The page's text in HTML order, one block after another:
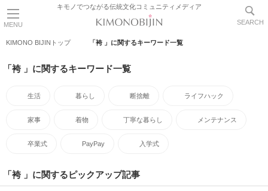
MENU
キモノでつながる伝統文化コミュニティメディア
SEARCH
KIMONO BIJINトップ 「袴 」に関するキーワード一覧
「袴 」に関するキーワード一覧
生活 暮らし 断捨離 ライフハック
家事 着物 丁寧な暮らし メンテナンス
卒業式 PayPay 入学式
「袴 」に関するピックアップ記事